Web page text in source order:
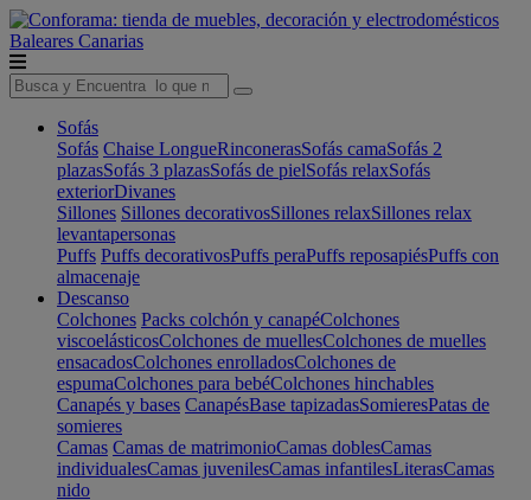
Baleares Canarias
Sofás
Sofás Chaise LongueRinconerasSofás camaSofás 2
plazasSofás 3 plazasSofás de pielSofás relaxSofás
exteriorDivanes
Sillones Sillones decorativosSillones relaxSillones relax
levantapersonas
Puffs Puffs decorativosPuffs peraPuffs reposapiésPuffs con
almacenaje
Descanso
Colchones Packs colchón y canapéColchones
viscoelásticosColchones de muellesColchones de muelles
ensacadosColchones enrolladosColchones de
espumaColchones para bebéColchones hinchables
Canapés y bases CanapésBase tapizadasSomieresPatas de
somieres
Camas Camas de matrimonioCamas doblesCamas
individualesCamas juvenilesCamas infantilesLiterasCamas
nido